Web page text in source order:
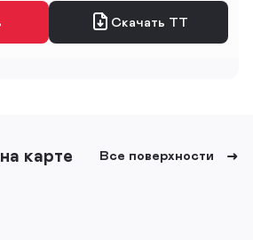
Скачать ТТ
карте Все поверхности